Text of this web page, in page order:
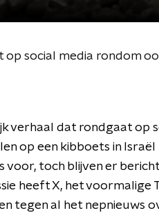
social media rondom
verhaal dat rondgaat op
op een kibboets in
voor, toch blijven er
heeft X, het
tegen al het nepnieuws